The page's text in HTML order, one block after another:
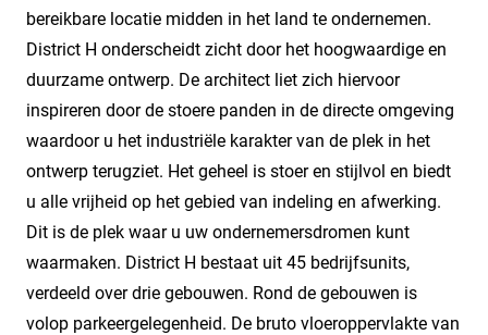
bereikbare locatie midden in het land te ondernemen.
District H onderscheidt zicht door het hoogwaardige en
duurzame ontwerp. De architect liet zich hiervoor
inspireren door de stoere panden in de directe omgeving
waardoor u het industriële karakter van de plek in het
ontwerp terugziet. Het geheel is stoer en stijlvol en biedt
u alle vrijheid op het gebied van indeling en afwerking.
Dit is de plek waar u uw ondernemersdromen kunt
waarmaken. District H bestaat uit 45 bedrijfsunits,
verdeeld over drie gebouwen. Rond de gebouwen is
volop parkeergelegenheid. De bruto vloeroppervlakte van